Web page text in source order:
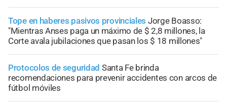
Tope en haberes pasivos provinciales Jorge Boasso:
"Mientras Anses paga un máximo de $ 2,8 millones, la
Corte avala jubilaciones que pasan los $ 18 millones"
Protocolos de seguridad Santa Fe brinda
recomendaciones para prevenir accidentes con arcos de
fútbol móviles